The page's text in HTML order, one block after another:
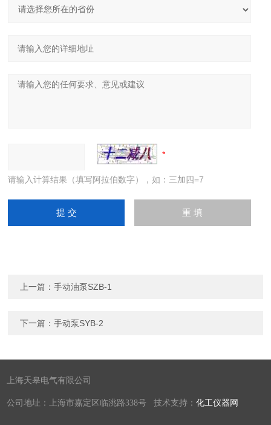
请输入计算结果（填写阿拉伯数字），如：三加四=7
上一篇：手动油泵SZB-1
下一篇：手动泵SYB-2
上海天皋电气有限公司
公司地址：上海市嘉定区临洮路338号 技术支持：化工仪器网